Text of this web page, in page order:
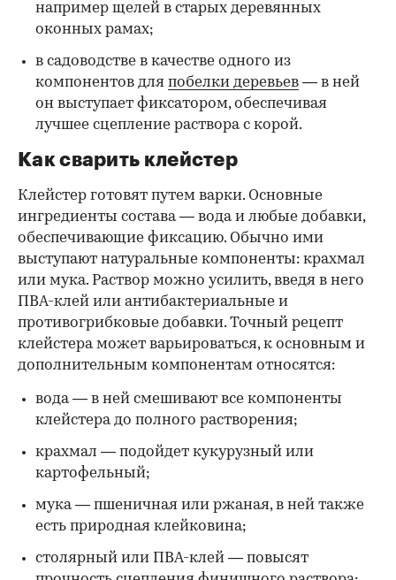
например щелей в старых деревянных
оконных рамах;
в садоводстве в качестве одного из
компонентов для побелки деревьев — в ней
он выступает фиксатором, обеспечивая
лучшее сцепление раствора с корой.
Как сварить клейстер
Клейстер готовят путем варки. Основные
ингредиенты состава — вода и любые добавки,
обеспечивающие фиксацию. Обычно ими
выступают натуральные компоненты: крахмал
или мука. Раствор можно усилить, введя в него
ПВА-клей или антибактериальные и
противогрибковые добавки. Точный рецепт
клейстера может варьироваться, к основным и
дополнительным компонентам относятся:
вода — в ней смешивают все компоненты
клейстера до полного растворения;
крахмал — подойдет кукурузный или
картофельный;
мука — пшеничная или ржаная, в ней также
есть природная клейковина;
столярный или ПВА-клей — повысят